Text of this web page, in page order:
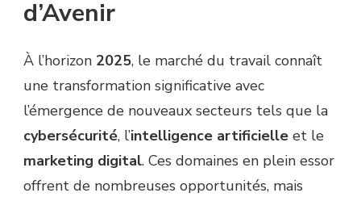
d’Avenir
À l’horizon 2025, le marché du travail connaît
une transformation significative avec
l’émergence de nouveaux secteurs tels que la
cybersécurité, l’intelligence artificielle et le
marketing digital. Ces domaines en plein essor
offrent de nombreuses opportunités, mais